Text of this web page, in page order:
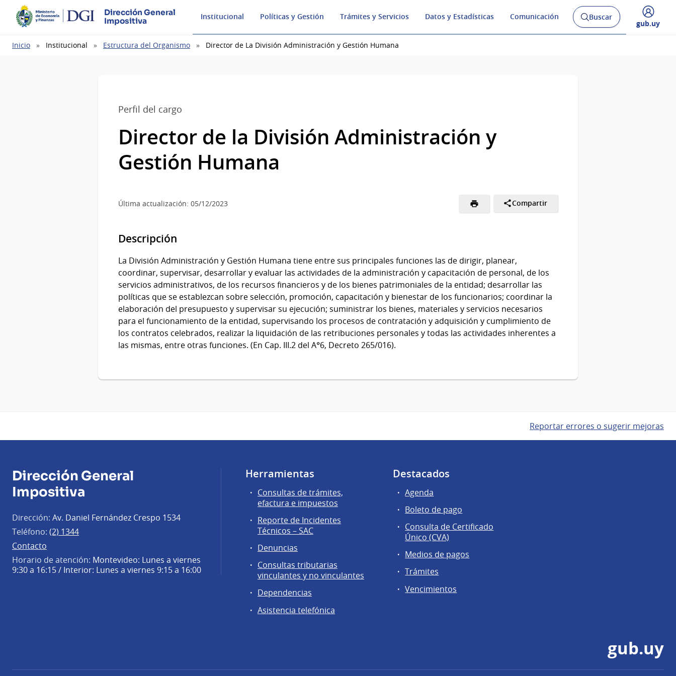
Dirección General
Impositiva
Institucional Políticas y Gestión Trámites y Servicios Datos y Estadísticas Comunicación
Abrir
buscador
Buscar
Desplegar
gub.uy
Ruta
Inicio Institucional Estructura del Organismo Director de La División Administración y Gestión Humana
Perfil del cargo
Director de la División Administración y
Gestión Humana
Última actualización: 05/12/2023 Compartir
Descripción
La División Administración y Gestión Humana tiene entre sus principales funciones las de dirigir, planear,
coordinar, supervisar, desarrollar y evaluar las actividades de la administración y capacitación de personal, de los
servicios administrativos, de los recursos financieros y de los bienes patrimoniales de la entidad; desarrollar las
políticas que se establezcan sobre selección, promoción, capacitación y bienestar de los funcionarios; coordinar la
elaboración del presupuesto y supervisar su ejecución; suministrar los bienes, materiales y servicios necesarios
para el funcionamiento de la entidad, supervisando los procesos de contratación y adquisición y cumplimiento de
los contratos celebrados, realizar la liquidación de las retribuciones personales y todas las actividades inherentes a
las mismas, entre otras funciones. (En Cap. III.2 del A°6, Decreto 265/016).
Reportar errores o sugerir mejoras
Dirección General
Impositiva
Dirección: Av. Daniel Fernández Crespo 1534
Teléfono: (2) 1344
Contacto
Horario de atención: Montevideo: Lunes a viernes
9:30 a 16:15 / Interior: Lunes a viernes 9:15 a 16:00
Herramientas
Consultas de trámites,
efactura e impuestos
Reporte de Incidentes
Técnicos – SAC
Denuncias
Consultas tributarias
vinculantes y no vinculantes
Dependencias
Asistencia telefónica
Destacados
Agenda
Boleto de pago
Consulta de Certificado
Único (CVA)
Medios de pagos
Trámites
Vencimientos
gub.uy